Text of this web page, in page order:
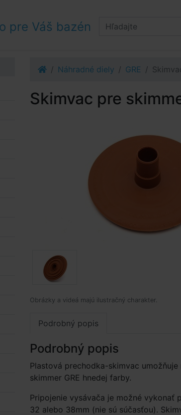
pre Váš bazén
Náhradné diely GRE
Skimvac pre
Obrázky a videá majú ilustračný charakter.
Podrobný popis
Podrobný popis
Plastová prechodka-skimvac
skimmer GRE hnedej farby.
Pripojenie vysávača je možné vykonať
32 alebo 38mm (nie sú súčasťou).